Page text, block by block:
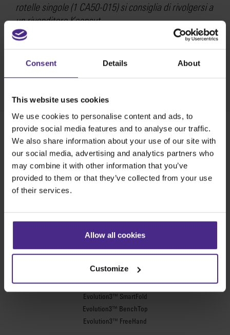
Consent Details About
This website uses cookies
We use cookies to personalise content and ads, to
provide social media features and to analyse our traffic.
We also share information about your use of our site with
our social media, advertising and analytics partners who
may combine it with other information that you’ve
provided to them or that they’ve collected from your use
of their services.
Allow all cookies
Customize
rotelle singole (1 CA50-015) si consiglia di rivolgersi a
un rivenditore Keencut.
Compatibili anche con le seguenti macchine fuori
1000X
Share:
Le macchine da taglio migliori al mondo
Cartellonistica
SteelTrak
Excalibur 3S
Evolution3™ cutters
Gamma Evolution3™
Evolution3™ SmartFold
Evolution3™ BenchTop
Evolution3™ FreeHand